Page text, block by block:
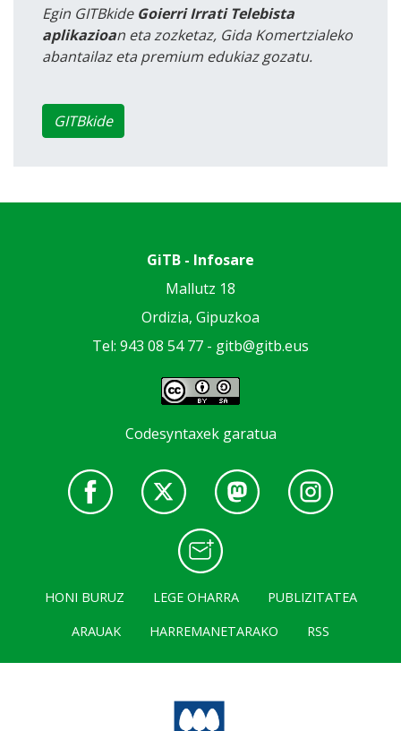
Egin GITBkide Goierri Irrati Telebista
aplikazioan eta zozketaz, Gida Komertzialeko
abantailaz eta premium edukiaz gozatu.
GITBkide
GiTB - Infosare
Mallutz 18
Ordizia, Gipuzkoa
Tel: 943 08 54 77 - gitb@gitb.eus
Codesyntaxek garatua
HONI BURUZ LEGE OHARRA
PUBLIZITATEA
ARAUAK
HARREMANETARAKO RSS